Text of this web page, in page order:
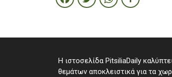
Η ιστοσελίδα PitsiliaDaily
θεμάτων αποκλειστικά για τα